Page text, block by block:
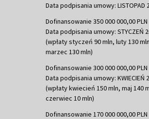
Data podpisania umowy: LISTOPAD
Dofinansowanie 350 000 000,00 PLN
Data podpisania umowy: STYCZEŃ
(wpłaty styczeń 90 mln, luty 130
marzec 130 mln)
Dofinansowanie 300 000 000,00 PLN
Data podpisania umowy: KWIECIEŃ
(wpłaty kwiecień 150 mln, maj 140
czerwiec 10 mln)
Dofinansowanie 170 000 000,00 PLN